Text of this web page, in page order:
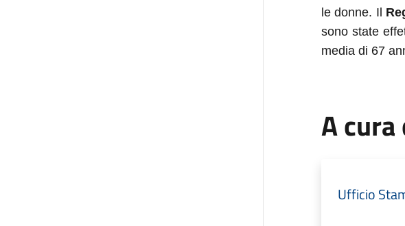
le donne. Il
sono state
media di 67
A cura
Ufficio